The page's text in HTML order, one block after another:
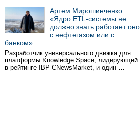
Артем Мирошинченко:
«Ядро ETL-системы не
должно знать работает оно
с нефтегазом или с
банком»
Разработчик универсального движка для
платформы Knowledge Space, лидирующей
в рейтинге IBP CNewsMarket, и один …